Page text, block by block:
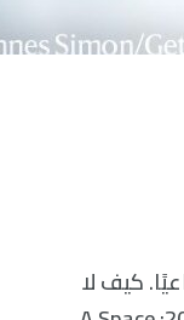
كيف لا